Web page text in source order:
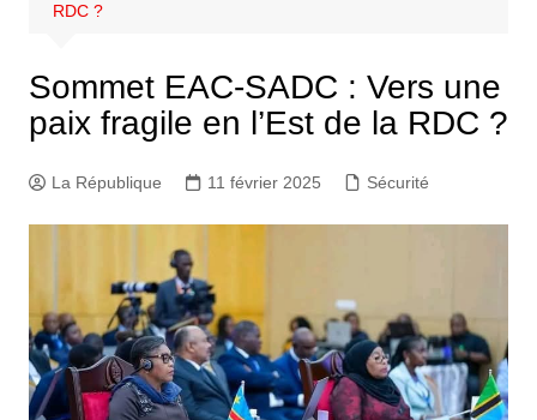
RDC ?
Sommet EAC-SADC : Vers une
paix fragile en l’Est de la RDC ?
La République 11 février 2025 Sécurité